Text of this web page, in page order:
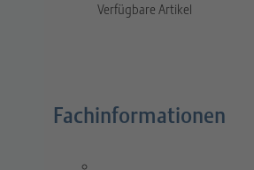
Verfügbare Artikel
Fachinformationen